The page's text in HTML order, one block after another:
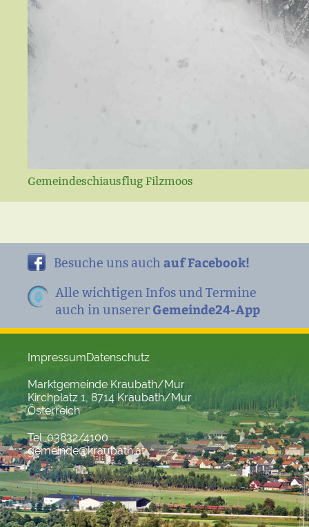
Gemeindeschiausflug Filzmoos
Besuche uns auch auf Facebook!
Alle wichtigen Infos und Termine
auch in unserer Gemeinde24-App
ImpressumDatenschutz
Marktgemeinde Kraubath/Mur
Kirchplatz 1, 8714 Kraubath/Mur
Österreich
Tel. 03832/4100
gemeinde@kraubath.at